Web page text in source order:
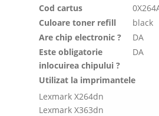
Cod cartus
Culoare toner refill
black
Are chip electronic ?
DA
Este obligatorie
inlocuirea chipului ?
DA
Utilizat la imprimantele
Lexmark X264dn
Lexmark X363dn